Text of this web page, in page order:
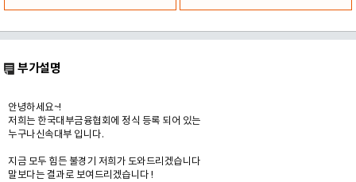
부가설명
안녕하세요~!
저희는 한국대부금융협회에 정식 등록 되어 있는
누구나신속대부 입니다.
지금 모두 힘든 불경기 저희가 도와드리겠습니다
말보다는 결과로 보여드리겠습니다 !